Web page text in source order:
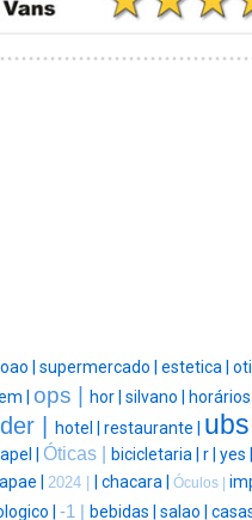
| supermercado | estetica |
| ops | hor | silvano | horários
| hotel | restaurante |
| Óticas | bicicletaria | r | yes |
apae | 2024 | | chacara | Óculos |
| -1 | bebidas | salao |